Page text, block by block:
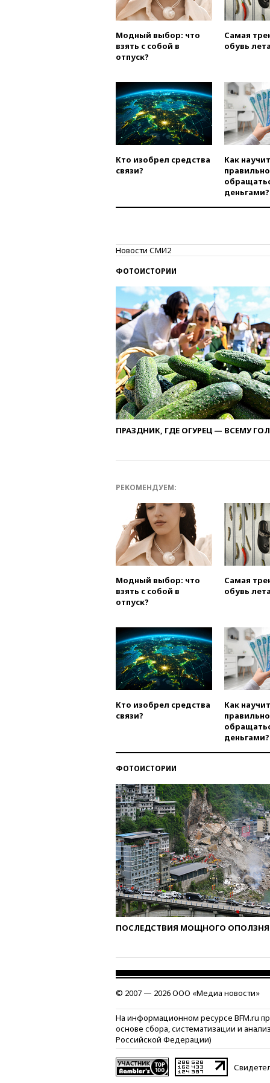
Модный выбор: что
взять с собой в
отпуск?
Самая
обувь
Кто изобрел средства
связи?
Как
правильно
деньгами?
Новости СМИ2
ФОТОИСТОРИИ
ПРАЗДНИК, ГДЕ ОГУРЕЦ — ВСЕМУ
РЕКОМЕНДУЕМ:
Модный выбор: что
взять с собой в
отпуск?
Самая
обувь
Кто изобрел средства
связи?
Как
правильно
деньгами?
ФОТОИСТОРИИ
ПОСЛЕДСТВИЯ МОЩНОГО ОПОЛЗНЯ
© 2007 — 2026 ООО «Медиа новости»
На информационном ресурсе BFM.ru
основе сбора, систематизации и
Российской Федерации)